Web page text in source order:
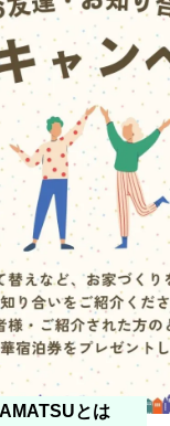
とは